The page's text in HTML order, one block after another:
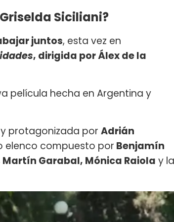
Siciliani?
juntos, esta vez en
, dirigida por Álex de la
película hecha en Argentina y
protagonizada por Adrián
elenco compuesto por Benjamín
Garabal, Mónica Raiola y la